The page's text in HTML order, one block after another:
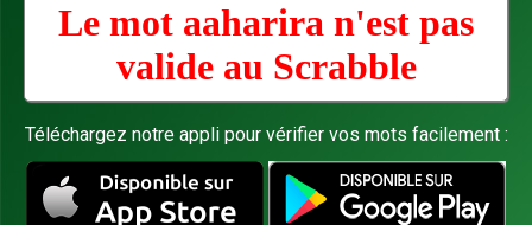
Le mot aaharira n'est pas
valide au Scrabble
Téléchargez notre appli pour vérifier vos mots facilement :